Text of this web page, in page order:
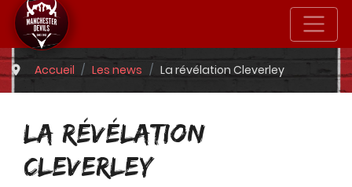
Accueil Les news La révélation Cleverley
LA RÉVÉLATION
CLEVERLEY